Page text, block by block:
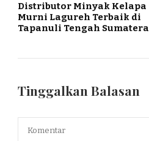
Distributor Minyak Kelapa
Murni Lagureh Terbaik di
Tapanuli Tengah Sumatera
Tinggalkan Balasan